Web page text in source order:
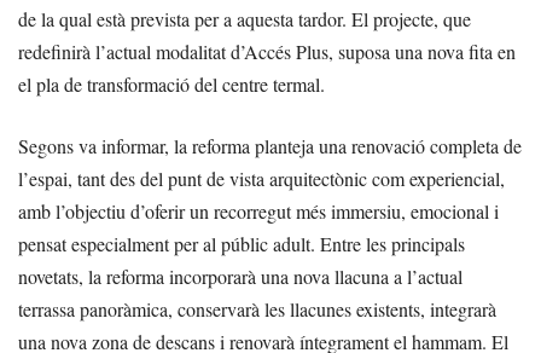
de la qual està prevista per a aquesta tardor. El projecte, que
redefinirà l’actual modalitat d’Accés Plus, suposa una nova fita en
el pla de transformació del centre termal.
Segons va informar, la reforma planteja una renovació completa de
l’espai, tant des del punt de vista arquitectònic com experiencial,
amb l’objectiu d’oferir un recorregut més immersiu, emocional i
pensat especialment per al públic adult. Entre les principals
novetats, la reforma incorporarà una nova llacuna a l’actual
terrassa panoràmica, conservarà les llacunes existents, integrarà
una nova zona de descans i renovarà íntegrament el hammam. El